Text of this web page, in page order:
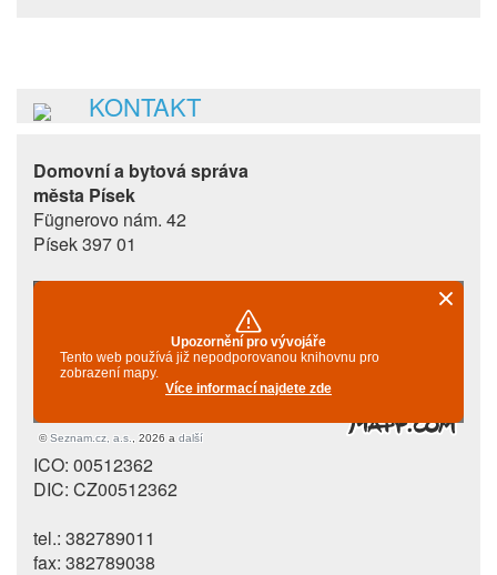
KONTAKT
Domovní a bytová správa
města Písek
Fügnerovo nám. 42
Písek 397 01
ICO: 00512362
DIC: CZ00512362
tel.: 382789011
fax: 382789038